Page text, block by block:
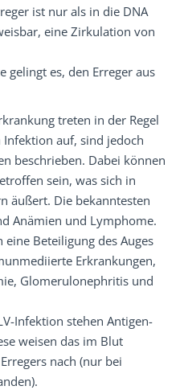
ist nur als in die DNA
eine Zirkulation von
gelingt es, den ­Erreger aus
treten in der Regel
auf, sind jedoch
beschrieben. Dabei können
sein, was sich in
äußert. Die bekanntesten
Anämien und Lymphome.
Beteiligung des Auges
Erkrankungen,
Glomerulonephritis und
Infektion stehen Antigen-
weisen das im Blut
nach (nur bei